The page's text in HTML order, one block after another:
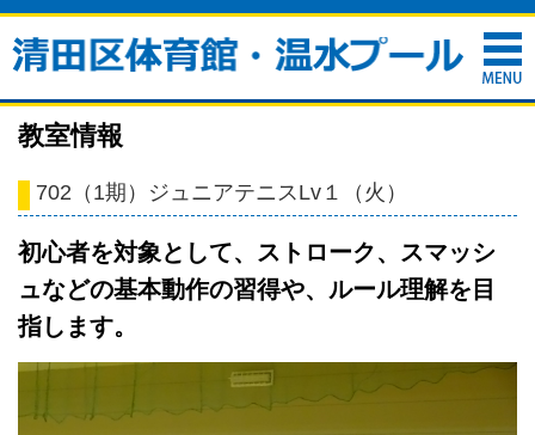
教室情報
702（1期）ジュニアテニスLv１（火）
初心者を対象として、ストローク、スマッシ
ュなどの基本動作の習得や、ルール理解を目
指します。